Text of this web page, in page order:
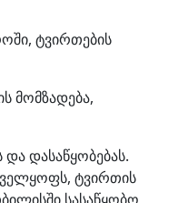
ტვირთების
მომზადება,
დასაწყობებას.
ტვირთის